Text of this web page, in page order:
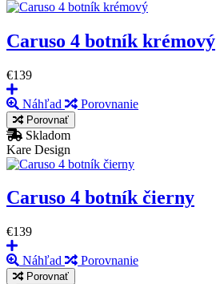
Caruso 4 botník krémový
€139
Náhľad Porovnanie
Porovnať
Skladom
Kare Design
Caruso 4 botník čierny
€139
Náhľad Porovnanie
Porovnať